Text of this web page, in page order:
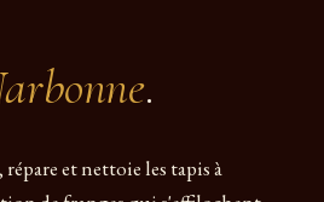
.
et nettoie les tapis à